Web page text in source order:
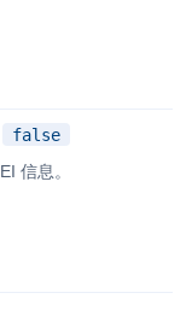
false
信息。